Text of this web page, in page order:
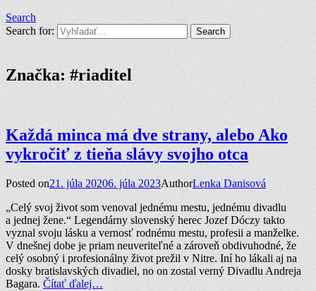
Search
Search for:
Značka: #riaditel
Každá minca má dve strany, alebo Ako
vykročiť z tieňa slávy svojho otca
Posted on21. júla 20206. júla 2023AuthorLenka Danisová
„Celý svoj život som venoval jednému mestu, jednému divadlu
a jednej žene.“ Legendárny slovenský herec Jozef Dóczy takto
vyznal svoju lásku a vernosť rodnému mestu, profesii a manželke.
V dnešnej dobe je priam neuveriteľné a zároveň obdivuhodné, že
celý osobný i profesionálny život prežil v Nitre. Iní ho lákali aj na
dosky bratislavských divadiel, no on zostal verný Divadlu Andreja
Bagara. Čítať ďalej…